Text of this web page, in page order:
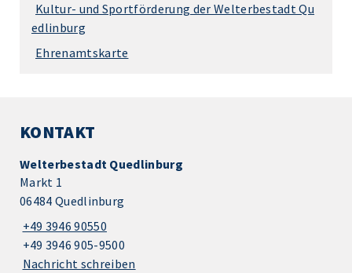
Kultur- und Sportförderung der Welterbestadt Qu
edlinburg
Ehrenamtskarte
KONTAKT
Welterbestadt Quedlinburg
Markt 1
06484 Quedlinburg
+49 3946 90550
+49 3946 905-9500
Nachricht schreiben